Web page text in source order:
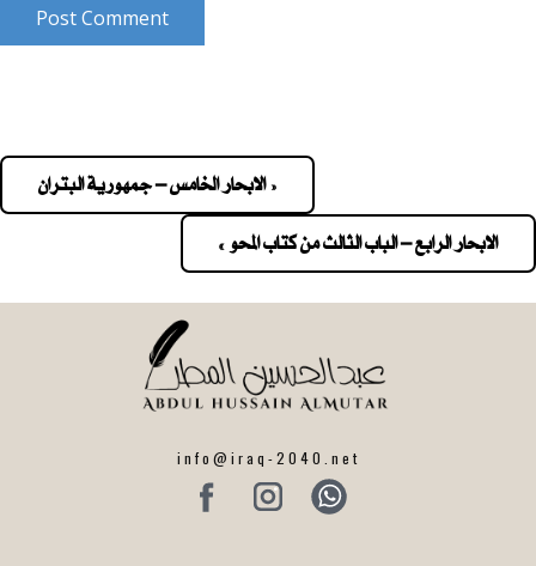
Post Comment
navigation
« الابحار الخامس – جمهورية البتران
الابحار الرابع – الباب الثالث من كتاب المحو »
info@iraq-2040.net